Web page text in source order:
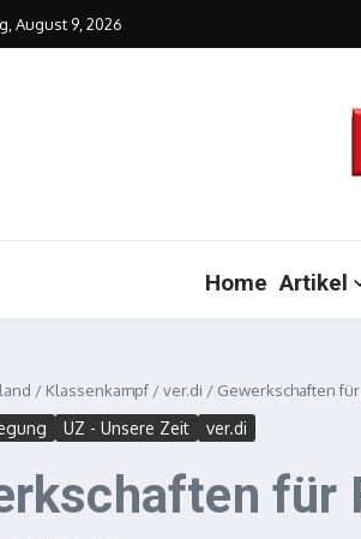
August 9, 2026
Home Artikel
/ Klassenkampf /ver.di / Gewerkschaften
UZ - Unsere Zeit ver.di
für